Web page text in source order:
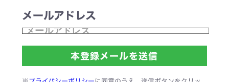
メールアドレス